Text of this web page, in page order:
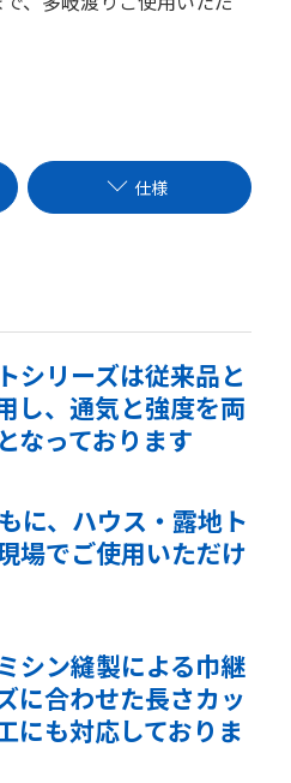
仕様
シリーズは従来品と
し、通気と強度を両
なっております
に、ハウス・露地ト
場でご使用いただけ
シン縫製による巾継
に合わせた長さカッ
にも対応しておりま